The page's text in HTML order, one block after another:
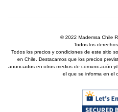
© 2022 Mademsa Chile
Todos los
Todos los precios y condiciones de este sitio
en Chile. Destacamos que los precios
anunciados en otros medios de comunicación
el que se informa en el